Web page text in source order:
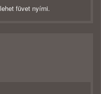
füvet nyírni.